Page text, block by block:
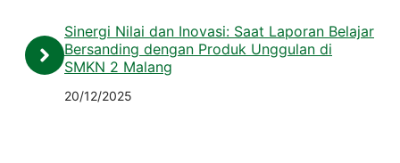
Sinergi Nilai dan Inovasi: Saat Laporan Belajar
Bersanding dengan Produk Unggulan di
SMKN 2 Malang
20/12/2025